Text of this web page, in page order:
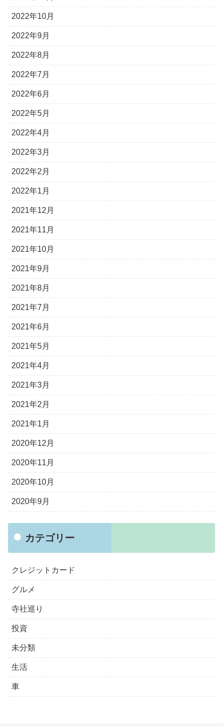
2022年10月
2022年9月
2022年8月
2022年7月
2022年6月
2022年5月
2022年4月
2022年3月
2022年2月
2022年1月
2021年12月
2021年11月
2021年10月
2021年9月
2021年8月
2021年7月
2021年6月
2021年5月
2021年4月
2021年3月
2021年2月
2021年1月
2020年12月
2020年11月
2020年10月
2020年9月
カテゴリー
クレジットカード
グルメ
寺社巡り
投資
未分類
生活
車